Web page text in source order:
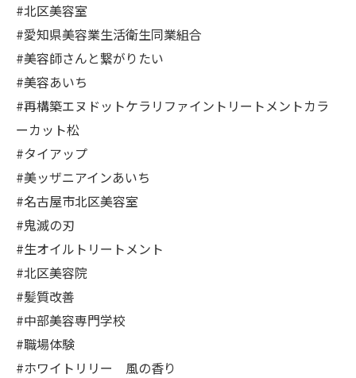
#北区美容室
#愛知県美容業生活衛生同業組合
#美容師さんと繋がりたい
#美容あいち
#再構築エヌドットケラリファイントリートメントカラ
ーカット松
#タイアップ
#美ッザニアインあいち
#名古屋市北区美容室
#鬼滅の刃
#生オイルトリートメント
#北区美容院
#髪質改善
#中部美容専門学校
#職場体験
#ホワイトリリー 風の香り